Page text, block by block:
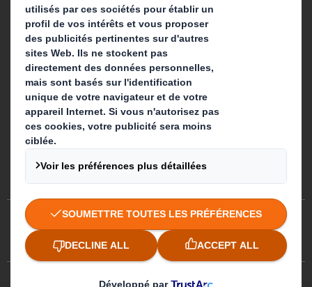
Préférences de cookies Egalité professionnelle
Plan du site
Politique des cookies
Politiques de confidentialité CGA/ CGV